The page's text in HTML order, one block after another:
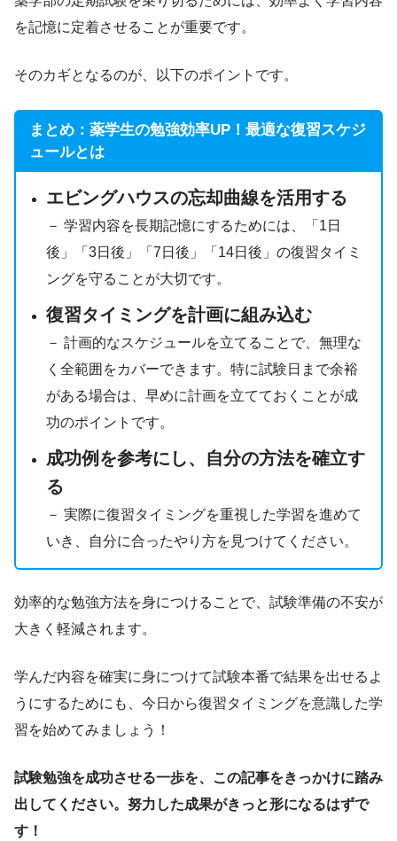
を記憶に定着させることが重要です。
そのカギとなるのが、以下のポイントです。
まとめ：薬学生の勉強効率UP！最適な復習スケジ
ュールとは
エビングハウスの忘却曲線を活用する
－ 学習内容を長期記憶にするためには、「1日
後」「3日後」「7日後」「14日後」の復習タイミ
ングを守ることが大切です。
復習タイミングを計画に組み込む
－ 計画的なスケジュールを立てることで、無理な
く全範囲をカバーできます。特に試験日まで余裕
がある場合は、早めに計画を立てておくことが成
功のポイントです。
成功例を参考にし、自分の方法を確立す
る
－ 実際に復習タイミングを重視した学習を進めて
いき、自分に合ったやり方を見つけてください。
効率的な勉強方法を身につけることで、試験準備の不安が
大きく軽減されます。
学んだ内容を確実に身につけて試験本番で結果を出せるよ
うにするためにも、今日から復習タイミングを意識した学
習を始めてみましょう！
試験勉強を成功させる一歩を、この記事をきっかけに踏み
出してください。努力した成果がきっと形になるはずで
す！